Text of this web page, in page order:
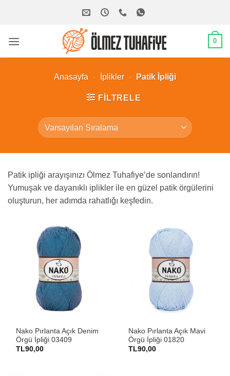
0
Anasayfa - İplikler - Patik İpliği
FILTRELE
Patik ipliği arayışınızı Ölmez Tuhafiye’de sonlandırın!
Yumuşak ve dayanıklı iplikler ile en güzel patik örgülerini
oluşturun, her adımda rahatlığı keşfedin.
Nako Pırlanta Açık Denim
Örgü İpliği 03409
TL90,00
Nako Pırlanta Açık Mavi
Örgü İpliği 01820
TL90,00